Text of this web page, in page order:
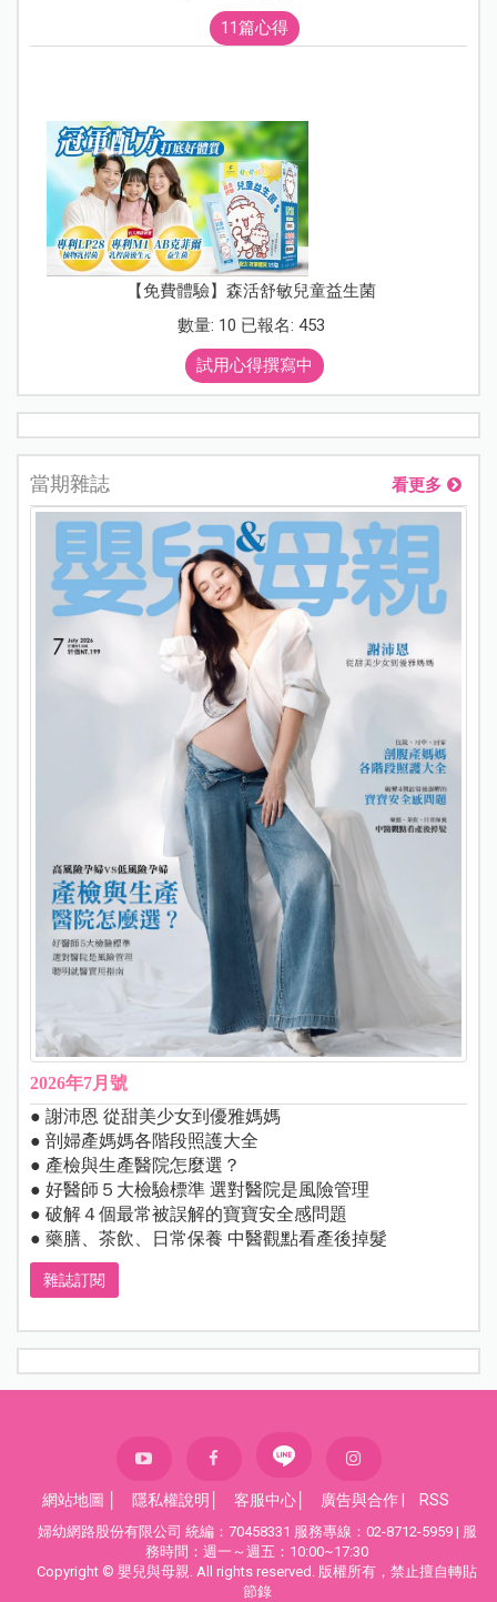
11篇心得
【免費體驗】森活舒敏兒童益生菌
數量: 10 已報名: 453
試用心得撰寫中
當期雜誌 看更多
2026年7月號
● 謝沛恩 從甜美少女到優雅媽媽
● 剖婦產媽媽各階段照護大全
● 產檢與生產醫院怎麼選？
● 好醫師５大檢驗標準 選對醫院是風險管理
● 破解４個最常被誤解的寶寶安全感問題
● 藥膳、茶飲、日常保養 中醫觀點看產後掉髮
雜誌訂閱
網站地圖 隱私權說明 客服中心 廣告與合作 RSS
婦幼網路股份有限公司 統編：70458331 服務專線：02-8712-5959 | 服
務時間：週一～週五：10:00~17:30
Copyright © 嬰兒與母親. All rights reserved. 版權所有，禁止擅自轉貼
節錄